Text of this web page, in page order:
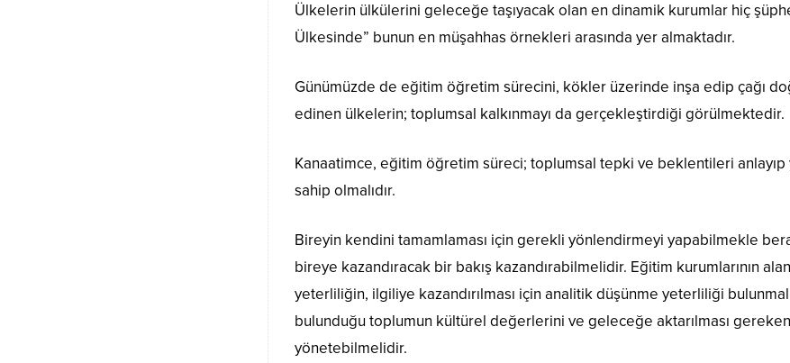
Ülkelerin ülkülerini geleceğe taşıyacak olan en dinamik kurumlar hiç
Ülkesinde” bunun en müşahhas örnekleri arasında yer almaktadır.
Günümüzde de eğitim öğretim sürecini, kökler üzerinde inşa edip çağı
edinen ülkelerin; toplumsal kalkınmayı da gerçekleştirdiği görülmektedir.
Kanaatimce, eğitim öğretim süreci; toplumsal tepki ve beklentileri
sahip olmalıdır.
Bireyin kendini tamamlaması için gerekli yönlendirmeyi yapabilmekle
bireye kazandıracak bir bakış kazandırabilmelidir. Eğitim kurumlarının
yeterliliğin, ilgiliye kazandırılması için analitik düşünme yeterliliği
bulunduğu toplumun kültürel değerlerini ve geleceğe aktarılması gereken
yönetebilmelidir.